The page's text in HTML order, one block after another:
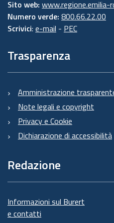
Sito web:
Numero verde: 800.66.22.00
Scrivici: e-mail - PEC
Trasparenza
Amministrazione
Note legali e copyright
Privacy e Cookie
Dichiarazione di accessibilità
Redazione
Informazioni sul Burert
e contatti